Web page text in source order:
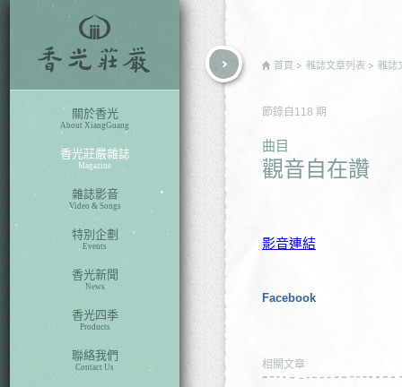
關於香光
About XiangGuang
香光莊嚴雜誌
Magazine
雜誌影音
Video & Songs
特別企劃
Events
香光新聞
News
香光四季
Products
聯絡我們
Contact Us
首頁 雜誌文章列表 雜誌
節錄自 118 期
曲目
觀音自在讚
影音連結
Facebook
相關文章